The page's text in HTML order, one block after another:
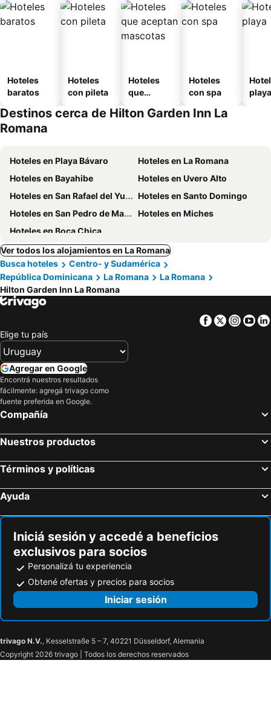
Hoteles
baratos
Hoteles
con pileta
Hoteles
que
mascotas
Hoteles
con spa
playa
Destinos cerca de Hilton Garden Inn La
Romana
Hoteles en Playa Bávaro
Hoteles en La Romana
Hoteles en Bayahibe
Hoteles en Uvero Alto
Hoteles en San Rafael del Yuma
Hoteles en Santo Domingo
Hoteles en San Pedro de Macoris
Hoteles en Miches
Hoteles en Boca Chica
Ver todos los alojamientos en La Romana
Busca hoteles
Centro- y Sudamérica
República Dominicana
La Romana
La Romana
Hilton Garden Inn La Romana
Facebook
Twitter
Elige tu país
Agregar en Google
Encontrá nuestros resultados
fácilmente: agregá trivago como
fuente preferida en Google.
Compañía
Nuestros productos
Términos y políticas
Ayuda
Iniciá sesión y accedé a beneficios
exclusivos para socios
Personalizá tu experiencia
Obtené ofertas y precios para socios
Iniciar sesión
trivago N.V., Kesselstraße 5 – 7, 40221 Düsseldorf, Alemania
Copyright 2026 trivago | Todos los derechos reservados